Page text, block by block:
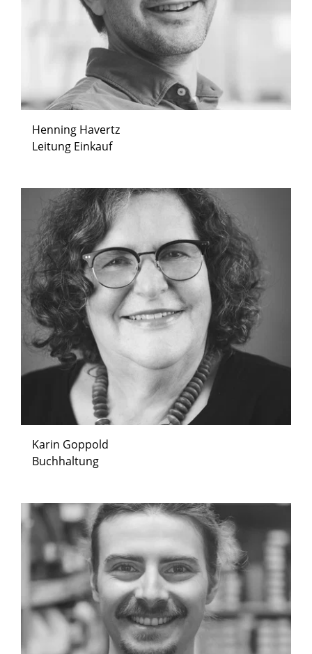
Ich habe dieDatenschutzbestimmungen
Kenntnis genommen und dieAGB
und bin mit ihnen einverstanden.
Henning Havertz
Leitung Einkauf
Karin Goppold
Buchhaltung